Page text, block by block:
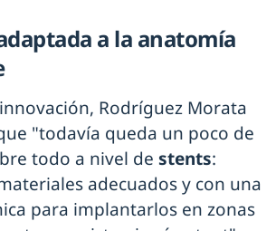
a la anatomía
Rodríguez Morata
"todavía queda un poco de
todo a nivel de stents:
adecuados y con una
para implantarlos en zonas